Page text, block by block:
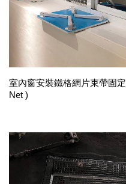
室內窗安裝鐵格網片束帶固定
Net )